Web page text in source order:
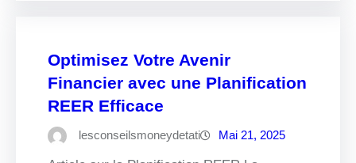
Optimisez Votre Avenir
Financier avec une Planification
REER Efficace
lesconseilsmoneydetati Mai 21, 2025